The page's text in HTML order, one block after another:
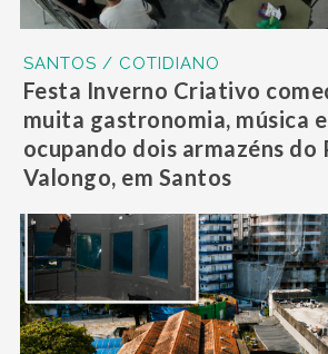
SANTOS / COTIDIANO
Festa Inverno Criativo
muita gastronomia, música
ocupando dois armazéns do
Valongo, em Santos